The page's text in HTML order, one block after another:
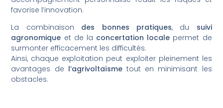
favorise l’innovation.
La combinaison des bonnes pratiques, du suivi
agronomique et de la concertation locale permet de
surmonter efficacement les difficultés.
Ainsi, chaque exploitation peut exploiter pleinement les
avantages de l’agrivoltaïsmetout en minimisant les
obstacles.